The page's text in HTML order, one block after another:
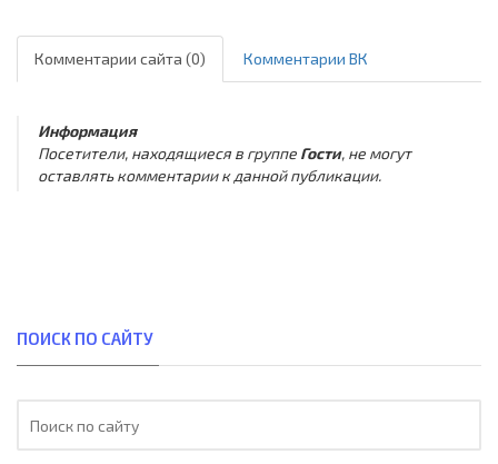
Комментарии сайта (0) Комментарии ВК
Информация
Посетители, находящиеся в группе Гости, не могут
оставлять комментарии к данной публикации.
ПОИСК ПО САЙТУ